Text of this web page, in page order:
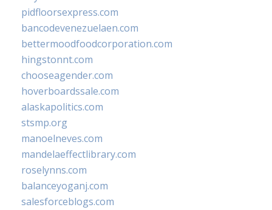
pidfloorsexpress.com
bancodevenezuelaen.com
bettermoodfoodcorporation.com
hingstonnt.com
chooseagender.com
hoverboardssale.com
alaskapolitics.com
stsmp.org
manoelneves.com
mandelaeffectlibrary.com
roselynns.com
balanceyoganj.com
salesforceblogs.com